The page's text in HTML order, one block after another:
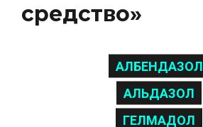
средство»
АЛБЕНДАЗОЛ
АЛЬДАЗОЛ
ГЕЛМАДОЛ